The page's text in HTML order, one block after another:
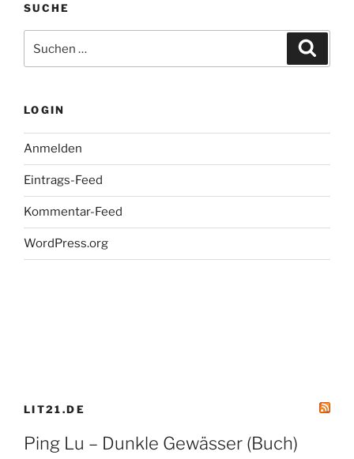
SUCHE
nach:
LOGIN
Anmelden
Eintrags-Feed
Kommentar-Feed
WordPress.org
LIT21.DE
Ping Lu – Dunkle Gewässer (Buch)